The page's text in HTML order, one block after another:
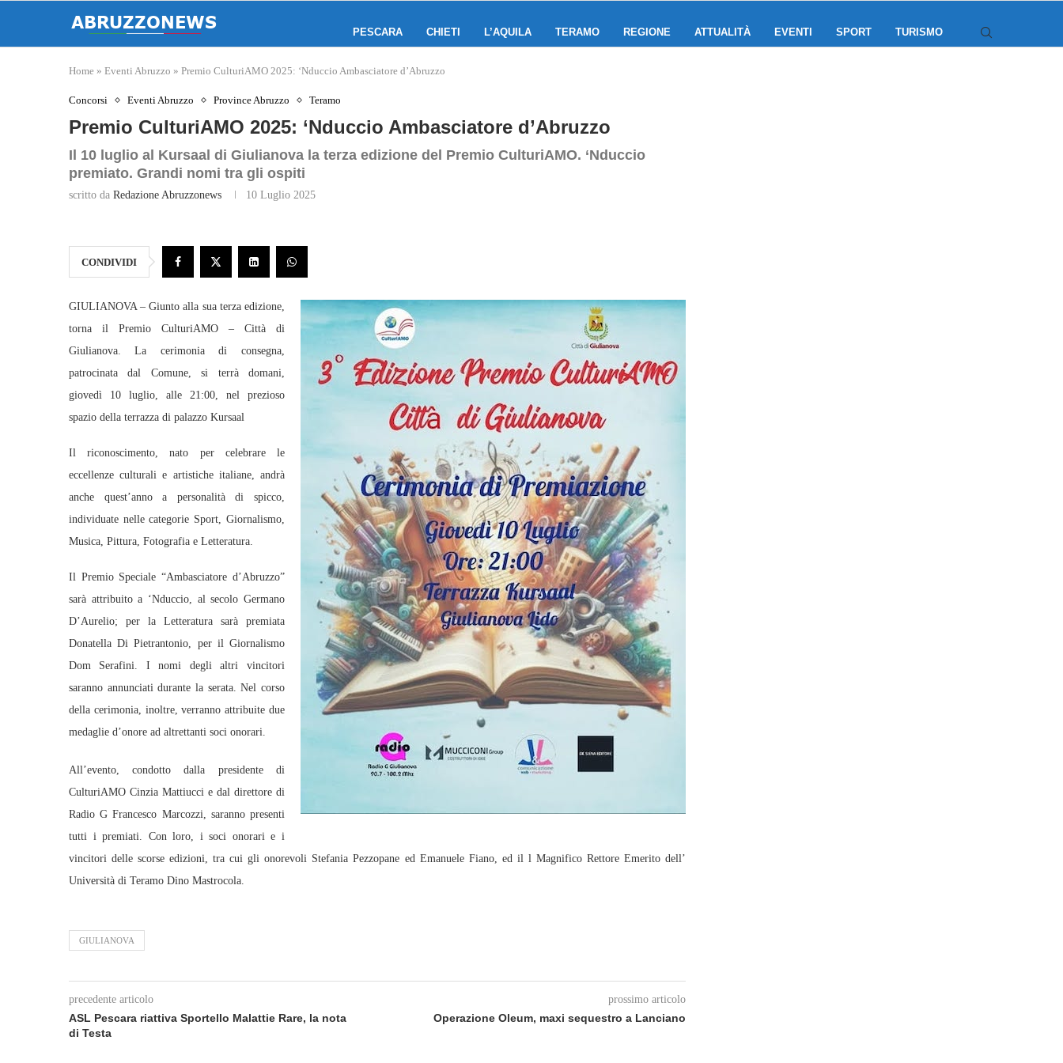
PESCARA CHIETI L’AQUILA TERAMO REGIONE ATTUALITÀ EVENTI SPORT TURISMO
Home » Eventi Abruzzo » Premio CulturiAMO 2025: ‘Nduccio Ambasciatore d’Abruzzo
Concorsi Eventi Abruzzo Province Abruzzo Teramo
Premio CulturiAMO 2025: ‘Nduccio Ambasciatore d’Abruzzo
Il 10 luglio al Kursaal di Giulianova la terza edizione del Premio CulturiAMO. ‘Nduccio
premiato. Grandi nomi tra gli ospiti
scritto da Redazione Abruzzonews 10 Luglio 2025
CONDIVIDI
GIULIANOVA – Giunto alla sua terza edizione,
torna il Premio CulturiAMO – Città di
Giulianova. La cerimonia di consegna,
patrocinata dal Comune, si terrà domani,
giovedì 10 luglio, alle 21:00, nel prezioso
spazio della terrazza di palazzo Kursaal
Il riconoscimento, nato per celebrare le
eccellenze culturali e artistiche italiane, andrà
anche quest’anno a personalità di spicco,
individuate nelle categorie Sport, Giornalismo,
Musica, Pittura, Fotografia e Letteratura.
Il Premio Speciale “Ambasciatore d’Abruzzo”
sarà attribuito a ‘Nduccio, al secolo Germano
D’Aurelio; per la Letteratura sarà premiata
Donatella Di Pietrantonio, per il Giornalismo
Dom Serafini. I nomi degli altri vincitori
saranno annunciati durante la serata. Nel corso
della cerimonia, inoltre, verranno attribuite due
medaglie d’onore ad altrettanti soci onorari.
All’evento, condotto dalla presidente di
CulturiAMO Cinzia Mattiucci e dal direttore di
Radio G Francesco Marcozzi, saranno presenti
tutti i premiati. Con loro, i soci onorari e i
vincitori delle scorse edizioni, tra cui gli onorevoli Stefania Pezzopane ed Emanuele Fiano, ed il l Magnifico Rettore Emerito dell’
Università di Teramo Dino Mastrocola.
GIULIANOVA
precedente articolo
ASL Pescara riattiva Sportello Malattie Rare, la nota
di Testa
prossimo articolo
Operazione Oleum, maxi sequestro a Lanciano